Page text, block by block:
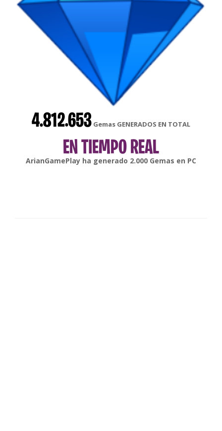
4.812.653 Gemas GENERADOS EN TOTAL
EN TIEMPO REAL
gonsabellaha generado6.000Gemas enAndroid